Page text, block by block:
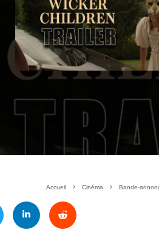
Accueil Cinéma Bande-